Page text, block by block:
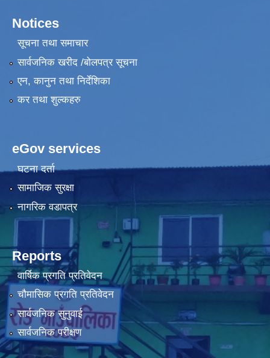
Notices
सूचना तथा समाचार
सार्वजनिक खरीद /बोलपत्र सूचना
एन, कानुन तथा निर्देशिका
कर तथा शुल्कहरु
eGov services
घटना दर्ता
सामाजिक सुरक्षा
नागरिक वडापत्र
Reports
वार्षिक प्रगति प्रतिवेदन
चौमासिक प्रगति प्रतिवेदन
सार्वजनिक सुनुवाई
सार्वजनिक परीक्षण